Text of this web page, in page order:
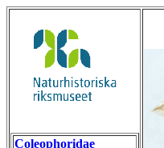
Coleophoridae